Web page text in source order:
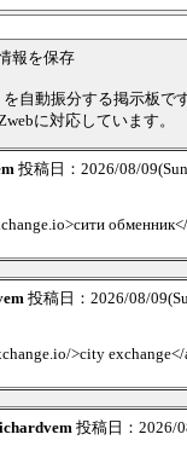
報を保存
自動振分する掲示板で
に対応しています。
投稿日：2026/08/
投稿日：2026/08/
>city exchange</
投稿日：2026/